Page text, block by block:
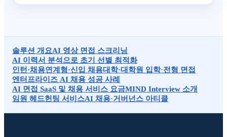
솔루션 개요AI 영상 면접 스크리닝
AI 이력서 분석으로 초기 선별 최적화
인턴·채용연계형·신입 채용대학·대학원 입학·전형 면접
엔터프라이즈 AI 채용 성공 사례
AI 면접 SaaS 및 채용 서비스 요금MIND Interview 소개
임원 헤드헌팅 서비스AI 채용·거버넌스 아티클